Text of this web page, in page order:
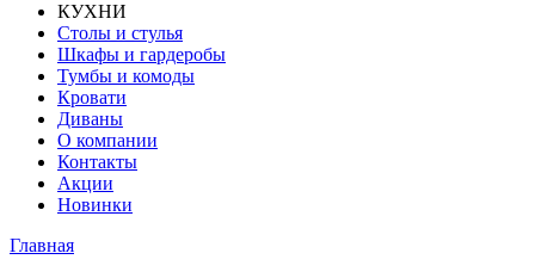
КУХНИ
Столы и стулья
Шкафы и гардеробы
Тумбы и комоды
Кровати
Диваны
О компании
Контакты
Акции
Новинки
Главная